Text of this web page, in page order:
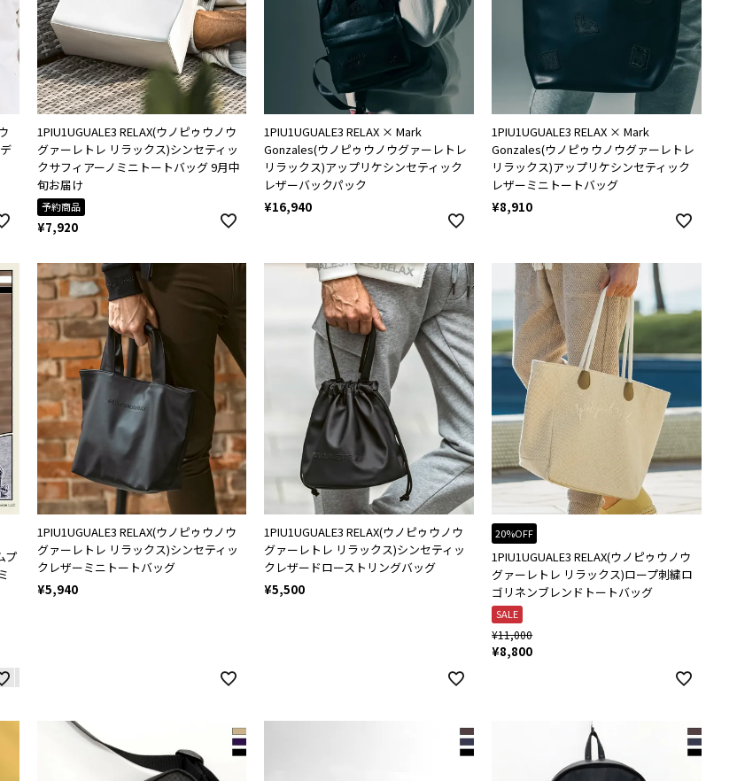
1PIU1UGUALE3 RELAX(ウノピゥウノウ
グァーレトレ リラックス)シンセティッ
クサフィアーノミニトートバッグ 9月中
旬お届け
予約商品
¥7,920
1PIU1UGUALE3 RELAX × Mark
Gonzales(ウノピゥウノウグァーレトレ
リラックス)アップリケシンセティック
レザーバックパック
¥16,940
1PIU1UGUALE3 RELAX × Mark
Gonzales(ウノピゥウノウグァーレトレ
リラックス)アップリケシンセティック
レザーミニトートバッグ
¥8,910
プ
1PIU1UGUALE3 RELAX(ウノピゥウノウ
グァーレトレ リラックス)シンセティッ
クレザーミニトートバッグ
¥5,940
1PIU1UGUALE3 RELAX(ウノピゥウノウ
グァーレトレ リラックス)シンセティッ
クレザードローストリングバッグ
¥5,500
20%OFF
1PIU1UGUALE3 RELAX(ウノピゥウノウ
グァーレトレ リラックス)ロープ刺繍ロ
ゴリネンブレンドトートバッグ
SALE
¥11,000
¥8,800